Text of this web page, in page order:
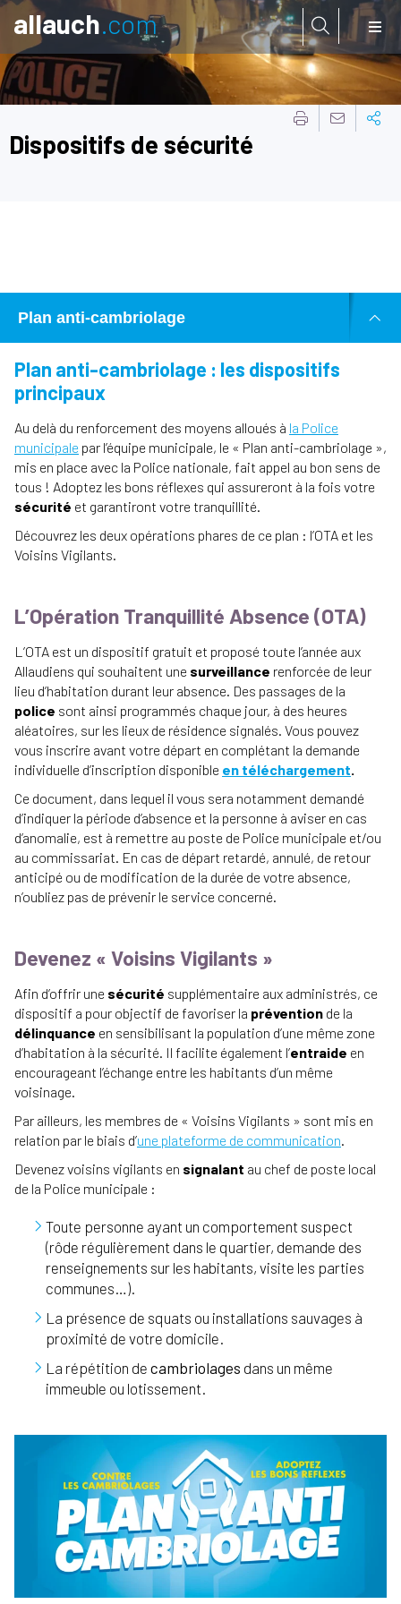
allauch.com
Dispositifs de sécurité
Plan anti-cambriolage
Plan anti-cambriolage : les dispositifs
principaux
Au delà du renforcement des moyens alloués à la Police
municipale par l’équipe municipale, le « Plan anti-cambriolage »,
mis en place avec la Police nationale, fait appel au bon sens de
tous ! Adoptez les bons réflexes qui assureront à la fois votre
sécurité et garantiront votre tranquillité.
Découvrez les deux opérations phares de ce plan : l’OTA et les
Voisins Vigilants.
L’Opération Tranquillité Absence (OTA)
L’OTA est un dispositif gratuit et proposé toute l’année aux
Allaudiens qui souhaitent une surveillance renforcée de leur
lieu d’habitation durant leur absence. Des passages de la
police sont ainsi programmés chaque jour, à des heures
aléatoires, sur les lieux de résidence signalés. Vous pouvez
vous inscrire avant votre départ en complétant la demande
individuelle d’inscription disponible en téléchargement.
Ce document, dans lequel il vous sera notamment demandé
d’indiquer la période d’absence et la personne à aviser en cas
d’anomalie, est à remettre au poste de Police municipale et/ou
au commissariat. En cas de départ retardé, annulé, de retour
anticipé ou de modification de la durée de votre absence,
n’oubliez pas de prévenir le service concerné.
Devenez « Voisins Vigilants »
Afin d’offrir une sécurité supplémentaire aux administrés, ce
dispositif a pour objectif de favoriser la prévention de la
délinquance en sensibilisant la population d’une même zone
d’habitation à la sécurité. Il facilite également l’entraide en
encourageant l’échange entre les habitants d’un même
voisinage.
Par ailleurs, les membres de « Voisins Vigilants » sont mis en
relation par le biais d’une plateforme de communication.
Devenez voisins vigilants en signalant au chef de poste local
de la Police municipale :
Toute personne ayant un comportement suspect
(rôde régulièrement dans le quartier, demande des
renseignements sur les habitants, visite les parties
communes…).
La présence de squats ou installations sauvages à
proximité de votre domicile.
La répétition de cambriolages dans un même
immeuble ou lotissement.